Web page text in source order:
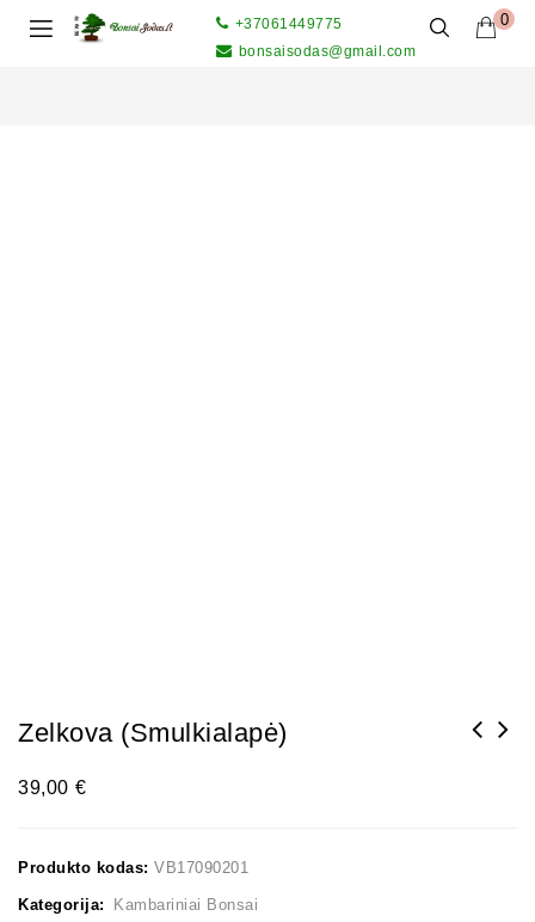
0
+37061449775
bonsaisodas@gmail.com
Zelkova (smulkialapė)
39,00 €
Produkto kodas: VB17090201
Kategorija: Kambariniai Bonsai